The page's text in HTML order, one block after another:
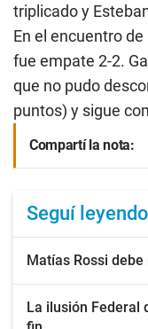
triplicado y
En el encuentro
fue empate 2-2.
que no pudo
puntos) y sigue
Compartí la nota:
Seguí leyendo
Matías Rossi
La ilusión Federal